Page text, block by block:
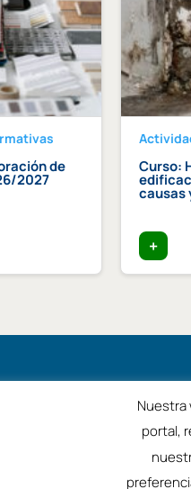
de
2027
Curso:
causas
+
Nuestra
portal,